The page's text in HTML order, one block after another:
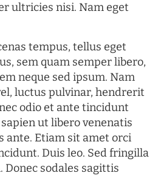
ultricies nisi. Nam eget
tempus, tellus eget
sem quam semper libero,
neque sed ipsum. Nam
luctus pulvinar, hendrerit
odio et ante tincidunt
ut libero venenatis
ante. Etiam sit amet orci
Duis leo. Sed fringilla
sodales sagittis